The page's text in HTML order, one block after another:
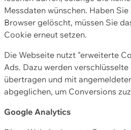
Messdaten wünschen. Haben
Browser gelöscht, müssen Sie
Cookie erneut setzen.
Die Webseite nutzt "erweiterte
Ads. Dazu werden
übertragen und mit
abgeglichen, um Conversions
Google Analytics